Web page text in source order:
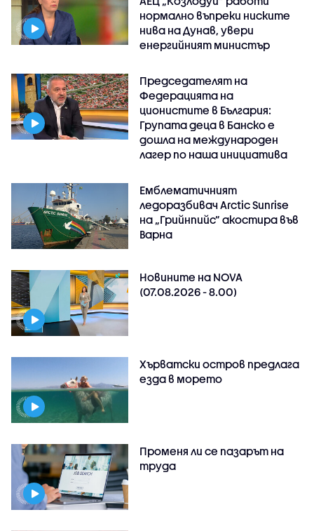
нормално въпреки ниските
нива на Дунав, увери
енергийният министър
Председателят на
Федерацията на
ционистите в България:
Групата деца в Банско е
дошла на международен
лагер по наша инициатива
Емблематичният
ледоразбивач Arctic Sunrise
на „Грийнпийс” акостира във
Варна
Новините на NOVA
(07.08.2026 - 8.00)
Хърватски остров предлага
езда в морето
Променя ли се пазарът на
труда